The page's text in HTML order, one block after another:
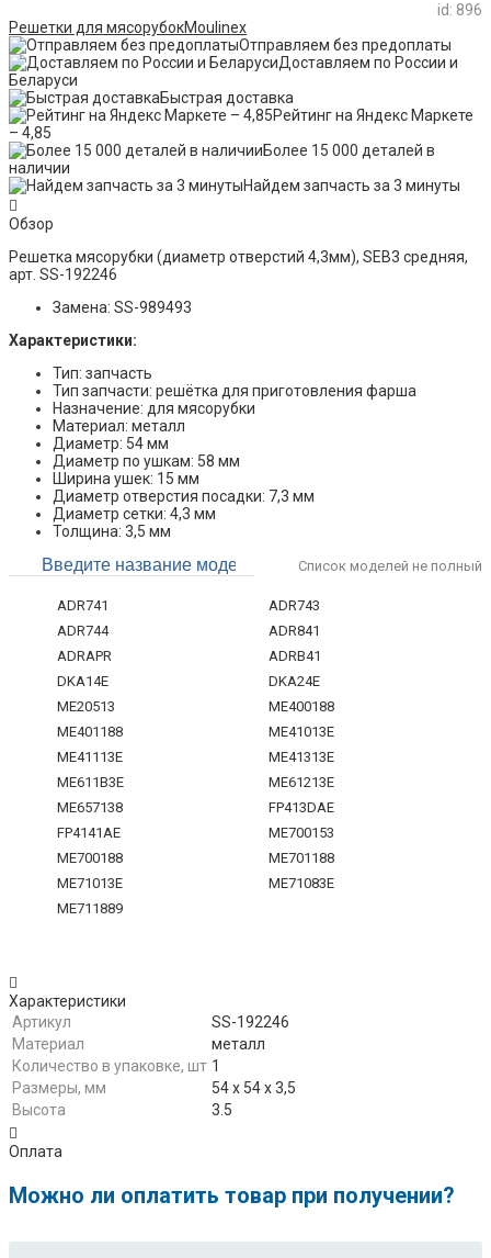
id: 896
Решетки для мясорубокMoulinex
Отправляем без предоплаты
Доставляем по России и
Беларуси
Быстрая доставка
Рейтинг на Яндекс Маркете
– 4,85
Более 15 000 деталей в
наличии
Найдем запчасть за 3 минуты
Обзор
Решетка мясорубки (диаметр отверстий 4,3мм), SEB3 средняя,
арт. SS-192246
Замена: SS-989493
Характеристики:
Тип: запчасть
Тип запчасти: решётка для приготовления фарша
Назначение: для мясорубки
Материал: металл
Диаметр: 54 мм
Диаметр по ушкам: 58 мм
Ширина ушек: 15 мм
Диаметр отверстия посадки: 7,3 мм
Диаметр сетки: 4,3 мм
Толщина: 3,5 мм
Список моделей не полный
ADR741
ADR743
ADR744
ADR841
ADRAPR
ADRB41
DKA14E
DKA24E
ME20513
ME400188
ME401188
ME41013E
ME41113E
ME41313E
ME611B3E
ME61213E
ME657138
FP413DAE
FP4141AE
ME700153
ME700188
ME701188
ME71013E
ME71083E
ME711889
Характеристики
Артикул
SS-192246
Материал
металл
Количество в упаковке, шт 1
Размеры, мм
54 х 54 х 3,5
Высота
3.5
Оплата
Можно ли оплатить товар при получении?